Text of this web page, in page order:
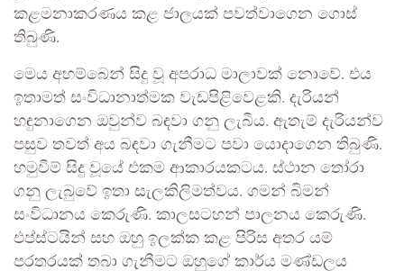
කළමනාකරණය කළ ජාලයක් පවත්වාගෙන ගොස්
තිබුණි.
මෙය අහම්බෙන් සිදු වූ අපරාධ මාලාවක් නොවේ. එය
ඉතාමත් සංවිධානාත්මක වැඩපිළිවෙළකි. දැරියන්
හඳුනාගෙන ඔවුන්ව බඳවා ගනු ලැබීය. ඇතැම් දැරියන්ව
පසුව තවත් අය බඳවා ගැනීමට පවා යොදාගෙන තිබුණි.
හමුවීම් සිදු වූයේ එකම ආකාරයකටය. ස්ථාන තෝරා
ගනු ලැබුවේ ඉතා සැලකිලිමත්වය. ගමන් බිමන්
සංවිධානය කෙරුණි. කාලසටහන් පාලනය කෙරුණි.
එප්ස්ටයින් සහ ඔහු ඉලක්ක කළ පිරිස අතර යම්
පරතරයක් තබා ගැනීමට ඔහුගේ කාර්ය මණ්ඩලය